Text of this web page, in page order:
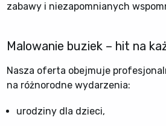
zabawy i niezapomnianych
Malowanie buziek – hit na
Nasza oferta obejmuje
na różnorodne wydarzenia:
urodziny dla dzieci,